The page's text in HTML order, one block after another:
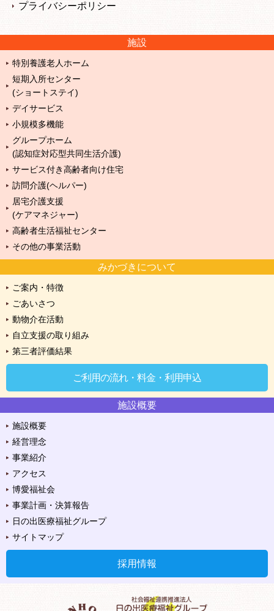
プライバシーポリシー
施設
特別養護老人ホーム
短期入所センター
(ショートステイ)
デイサービス
小規模多機能
グループホーム
(認知症対応型共同生活介護)
サービス付き高齢者向け住宅
訪問介護(ヘルパー)
居宅介護支援
(ケアマネジャー)
高齢者生活福祉センター
その他の事業活動
みかづきについて
ご案内・特徴
ごあいさつ
動物介在活動
自立支援の取り組み
第三者評価結果
ご利用の流れ・料金・利用申込
施設概要
施設概要
経営理念
事業紹介
アクセス
博愛福祉会
事業計画・決算報告
日の出医療福祉グループ
サイトマップ
採用情報